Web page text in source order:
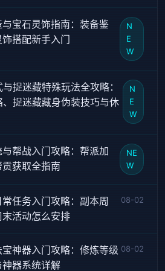
宝石灵饰指南：装备鉴
搭配新手入门
N
E
W
捉迷藏特殊玩法全攻略：
捉迷藏藏身伪装技巧与休
N
E
W
帮战入门攻略：帮派加
获取全指南
NE
W
任务入门攻略：副本周
活动怎么安排
08-02
神器入门攻略：修炼等级
器系统详解
08-02